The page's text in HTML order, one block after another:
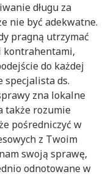
długu za
nie być adekwatne.
pragną utrzymać
kontrahentami,
do każdej
specjalista ds.
zna lokalne
także rozumie
pośredniczyć w
z Twoim
swoją sprawę,
odnotowane w